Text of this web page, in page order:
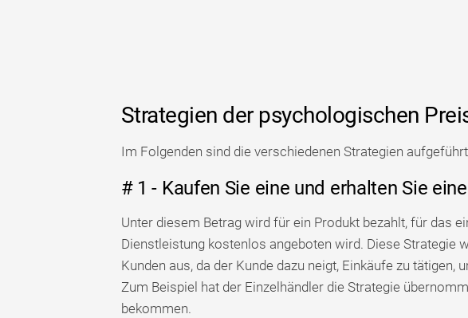
Strategien der psychologischen
Im Folgenden sind die verschiedenen Strategien
# 1 - Kaufen Sie eine und erhalten Sie
Unter diesem Betrag wird für ein Produkt bezahlt, für das
Dienstleistung kostenlos angeboten wird. Diese Strategie
Kunden aus, da der Kunde dazu neigt, Einkäufe zu tätigen,
Zum Beispiel hat der Einzelhändler die Strategie
bekommen.